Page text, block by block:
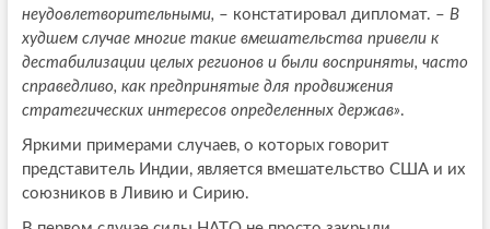
неудовлетворительными, – констатировал дипломат. – В
худшем случае многие такие вмешательства привели к
дестабилизации целых регионов и были восприняты, часто
справедливо, как предпринятые для продвижения
стратегических интересов определенных держав».
Яркими примерами случаев, о которых говорит
представитель Индии, является вмешательство США и их
союзников в Ливию и Сирию.